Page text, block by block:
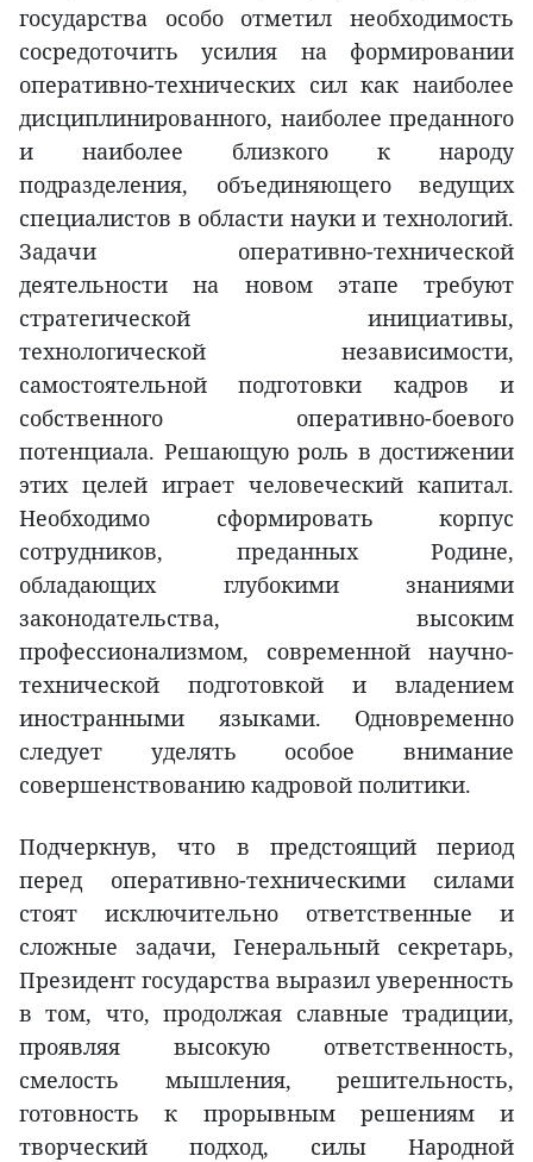
государства особо отметил необходимость
сосредоточить усилия на формировании
оперативно-технических сил как наиболее
дисциплинированного, наиболее преданного
и наиболее близкого к народу
подразделения, объединяющего ведущих
специалистов в области науки и технологий.
Задачи оперативно-технической
деятельности на новом этапе требуют
стратегической инициативы,
технологической независимости,
самостоятельной подготовки кадров и
собственного оперативно-боевого
потенциала. Решающую роль в достижении
этих целей играет человеческий капитал.
Необходимо сформировать корпус
сотрудников, преданных Родине,
обладающих глубокими знаниями
законодательства, высоким
профессионализмом, современной научно-
технической подготовкой и владением
иностранными языками. Одновременно
следует уделять особое внимание
совершенствованию кадровой политики.
Подчеркнув, что в предстоящий период
перед оперативно-техническими силами
стоят исключительно ответственные и
сложные задачи, Генеральный секретарь,
Президент государства выразил уверенность
в том, что, продолжая славные традиции,
проявляя высокую ответственность,
смелость мышления, решительность,
готовность к прорывным решениям и
творческий подход, силы Народной